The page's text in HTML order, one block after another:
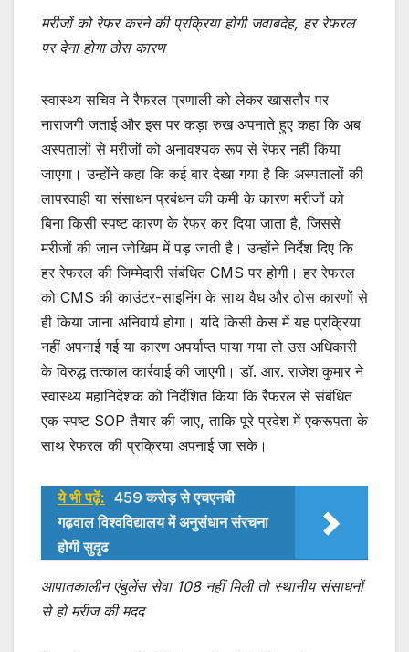
मरीजों को रेफर करने की प्रक्रिया होगी जवाबदेह, हर रेफरल
पर देना होगा ठोस कारण
स्वास्थ्य सचिव ने रैफरल प्रणाली को लेकर खासतौर पर
नाराजगी जताई और इस पर कड़ा रुख अपनाते हुए कहा कि अब
अस्पतालों से मरीजों को अनावश्यक रूप से रेफर नहीं किया
जाएगा। उन्होंने कहा कि कई बार देखा गया है कि अस्पतालों की
लापरवाही या संसाधन प्रबंधन की कमी के कारण मरीजों को
बिना किसी स्पष्ट कारण के रेफर कर दिया जाता है, जिससे
मरीजों की जान जोखिम में पड़ जाती है। उन्होंने निर्देश दिए कि
हर रेफरल की जिम्मेदारी संबंधित CMS पर होगी। हर रेफरल
को CMS की काउंटर-साइनिंग के साथ वैध और ठोस कारणों से
ही किया जाना अनिवार्य होगा। यदि किसी केस में यह प्रक्रिया
नहीं अपनाई गई या कारण अपर्याप्त पाया गया तो उस अधिकारी
के विरुद्ध तत्काल कार्रवाई की जाएगी। डॉ. आर. राजेश कुमार ने
स्वास्थ्य महानिदेशक को निर्देशित किया कि रैफरल से संबंधित
एक स्पष्ट SOP तैयार की जाए, ताकि पूरे प्रदेश में एकरूपता के
साथ रेफरल की प्रक्रिया अपनाई जा सके।
ये भी पढ़ें: 459 करोड़ से एचएनबी
गढ़वाल विश्वविद्यालय में अनुसंधान संरचना
होगी सुदृढ
आपातकालीन एंबुलेंस सेवा 108 नहीं मिली तो स्थानीय संसाधनों
से हो मरीज की मदद